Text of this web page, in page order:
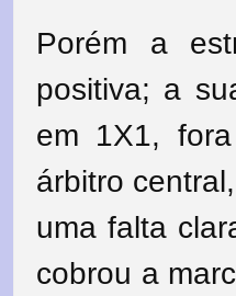
Porém a
positiva; a
em 1X1,
árbitro
uma falta
cobrou a